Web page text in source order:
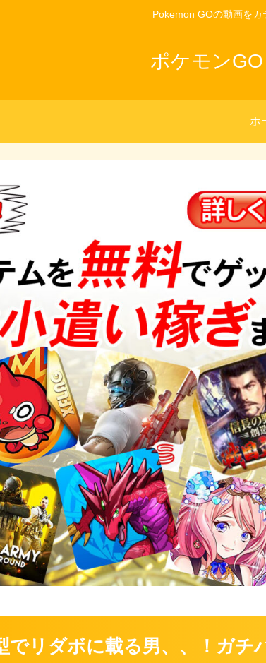
Pokemon GOの動画をカ
ポケモン
ホ
でリダボに載る男、、！ガチ